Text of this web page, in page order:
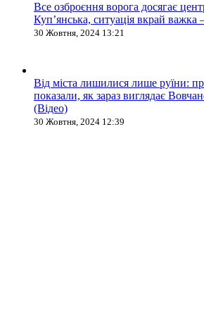
Все озброєння ворога досягає
Куп’янська, ситуація вкрай
30 Жовтня, 2024 13:21
Від міста лишилися лише руїни:
показали, як зараз виглядає
(Відео)
30 Жовтня, 2024 12:39